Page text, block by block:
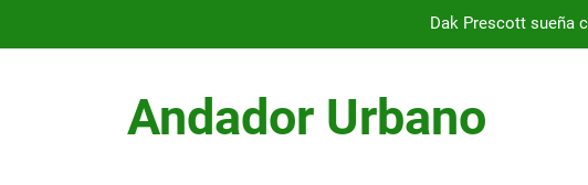
Dak Prescott sueña
Presidente del PSG optimista
Andador Urbano